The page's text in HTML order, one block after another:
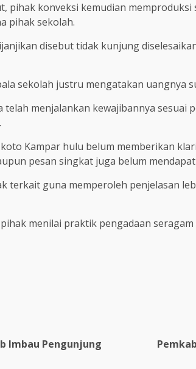
pihak konveksi kemudian
pihak sekolah.
disebut tidak kunjung
sekolah justru mengatakan uangnya
telah menjalankan kewajibannya
Kampar hulu belum memberikan
pesan singkat juga belum
terkait guna memperoleh penjelasan
menilai praktik pengadaan
Imbau Pengunjung